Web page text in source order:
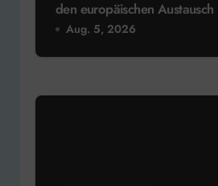
den europäischen Austausch
Aug. 5, 2026